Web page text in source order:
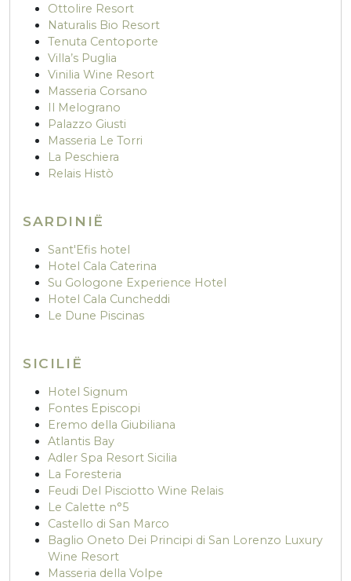
Ottolire Resort
Naturalis Bio Resort
Tenuta Centoporte
Villa’s Puglia
Vinilia Wine Resort
Masseria Corsano
Il Melograno
Palazzo Giusti
Masseria Le Torri
La Peschiera
Relais Histò
SARDINIË
Sant'Efis hotel
Hotel Cala Caterina
Su Gologone Experience Hotel
Hotel Cala Cuncheddi
Le Dune Piscinas
SICILIË
Hotel Signum
Fontes Episcopi
Eremo della Giubiliana
Atlantis Bay
Adler Spa Resort Sicilia
La Foresteria
Feudi Del Pisciotto Wine Relais
Le Calette n°5
Castello di San Marco
Baglio Oneto Dei Principi di San Lorenzo Luxury
Wine Resort
Masseria della Volpe